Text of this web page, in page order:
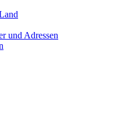
und Adressen